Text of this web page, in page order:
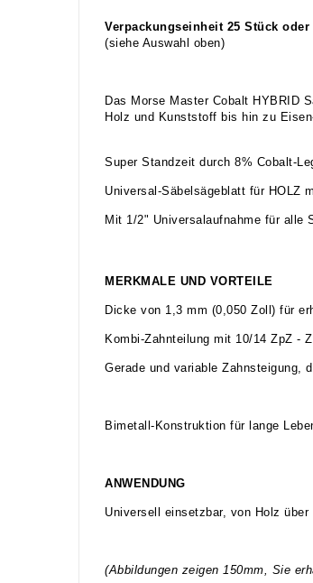
Verpackungseinheit 25 Stück oder
(siehe Auswahl oben)
Das Morse Master Cobalt HYBRID
Holz und Kunststoff bis hin zu
Super Standzeit durch 8% Cobalt-
Universal-Säbelsägeblatt für HOLZ
Mit 1/2" Universalaufnahme für alle
MERKMALE UND VORTEILE
Dicke von 1,3 mm (0,050 Zoll) für
Kombi-Zahnteilung mit 10/14 ZpZ -
Gerade und variable Zahnsteigung,
Bimetall-Konstruktion für lange
ANWENDUNG
Universell einsetzbar, von Holz
(Abbildungen zeigen 150mm, Sie